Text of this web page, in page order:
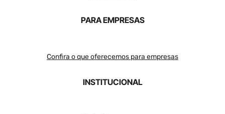
PARA EMPRESAS
Confira o que oferecemos para empresas
INSTITUCIONAL